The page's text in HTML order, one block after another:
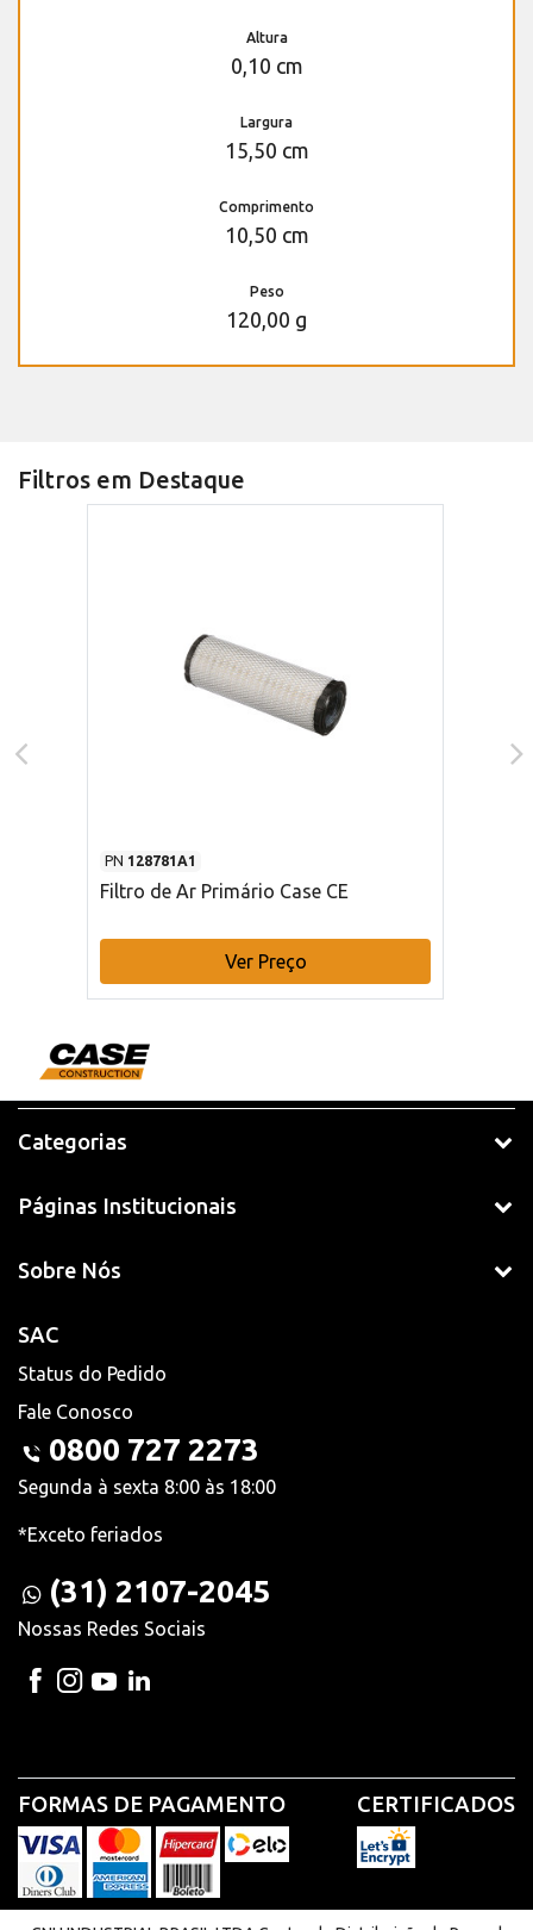
Altura
0,10 cm
Largura
15,50 cm
Comprimento
10,50 cm
Peso
120,00 g
Filtros em Destaque
PN 128781A1
Filtro de Ar Primário Case CE
Ver Preço
Categorias
Páginas Institucionais
Sobre Nós
SAC
Status do Pedido
Fale Conosco
0800 727 2273
Segunda à sexta 8:00 às 18:00
*Exceto feriados
(31) 2107-2045
Nossas Redes Sociais
FORMAS DE PAGAMENTO CERTIFICADOS